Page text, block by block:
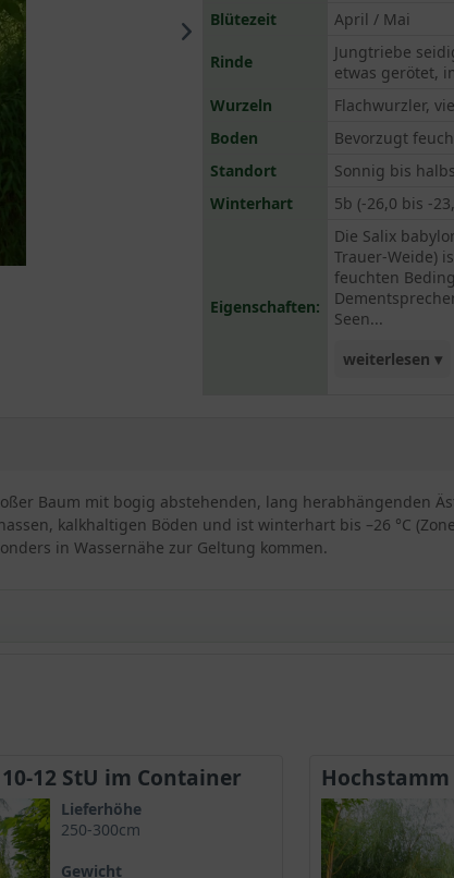
Blütezeit
April / Mai
Rinde
Jungtriebe
etwas gerötet,
Wurzeln
Flachwurzler,
Boden
Bevorzugt
Standort
Sonnig bis
Winterhart
5b (-26,0 bis -
Eigenschaften:
Die Salix
Trauer-Weide)
feuchten
Seen...
weiterlesen ▾
Baum mit bogig abstehenden, lang herabhängenden
kalkhaltigen Böden und ist winterhart bis –26 °C
in Wassernähe zur Geltung kommen.
babylonica ’Aurea‘
ist sie daher ebenfalls unter dem Synonym Gelbe
für große Parkanlagen oder herrschaftliche Gärten
12 StU im Container
Lieferhöhe
250-300cm
Gewicht